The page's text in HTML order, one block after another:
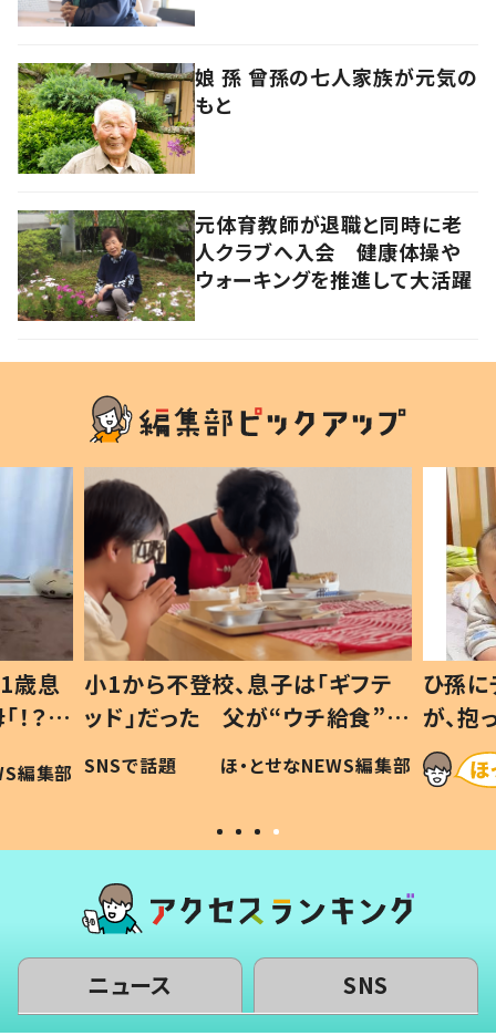
娘 孫 曾孫の七人家族が元気の
もと
元体育教師が退職と同時に老
人クラブへ入会 健康体操や
ウォーキングを推進して大活躍
歳息
？」
編集部
小1から不登校、息子は「ギフテ
ッド」だった 父が“ウチ給食”を
作り続ける理由とは #令和の親
#令和の子
SNSで話題 ほ・とせなNEWS編集部
ひ孫
が、
「涙が
い」
ニュース SNS